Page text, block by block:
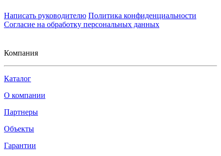
Написать руководителю Политика конфиденциальности
Согласие на обработку персональных данных
Компания
Каталог
О компании
Партнеры
Объекты
Гарантии